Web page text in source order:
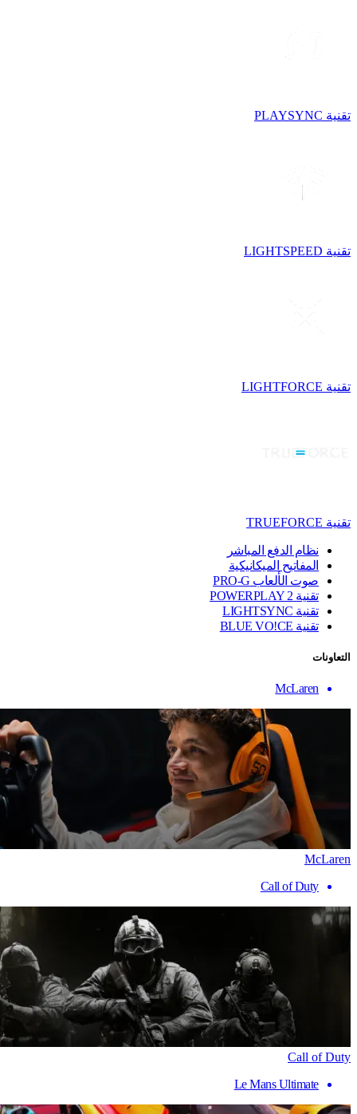
تقنية PLAYSYNC
تقنية LIGHTSPEED
تقنية LIGHTFORCE
تقنية TRUEFORCE
نظام الدفع المباشر
المفاتيح الميكانيكية
صوت الألعاب PRO-G
تقنية ‏POWERPLAY 2
تقنية LIGHTSYNC
تقنية BLUE VO!CE
التعاونات
McLaren
McLaren
Call of Duty
Call of Duty
Le Mans Ultimate